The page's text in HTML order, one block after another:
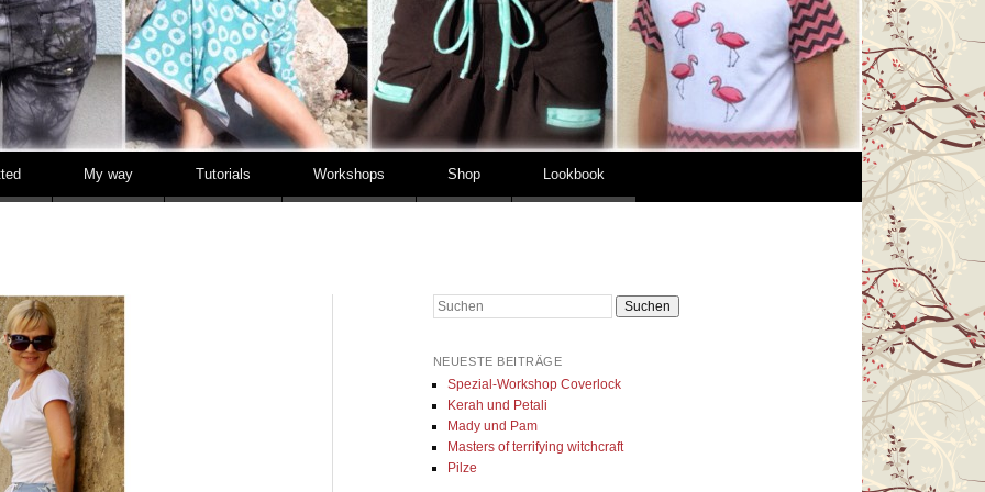
My way Tutorials Workshops Shop Lookbook
Suchen
NEUESTE BEITRÄGE
Spezial-Workshop Coverlock
Kerah und Petali
Mady und Pam
Masters of terrifying witchcraft
Pilze